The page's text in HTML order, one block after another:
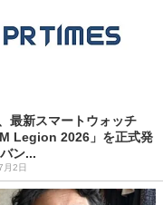
最新スマートウォッチ
Legion 2026」を正式発
ン...
2日